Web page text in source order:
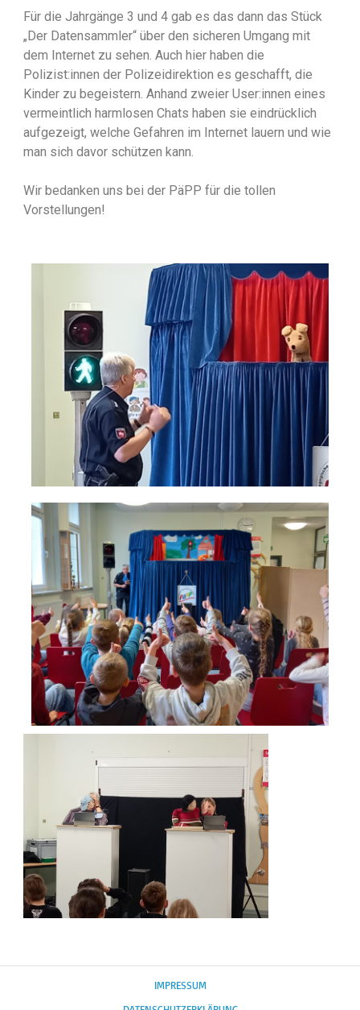
Für die Jahrgänge 3 und 4 gab es das dann das Stück
„Der Datensammler“ über den sicheren Umgang mit
dem Internet zu sehen. Auch hier haben die
Polizist:innen der Polizeidirektion es geschafft, die
Kinder zu begeistern. Anhand zweier User:innen eines
vermeintlich harmlosen Chats haben sie eindrücklich
aufgezeigt, welche Gefahren im Internet lauern und wie
man sich davor schützen kann.
Wir bedanken uns bei der PäPP für die tollen
Vorstellungen!
IMPRESSUM